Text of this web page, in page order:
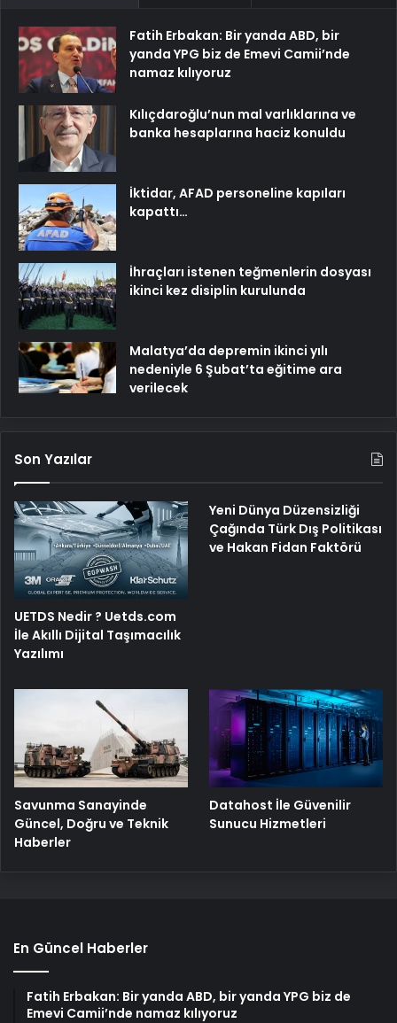
Fatih Erbakan: Bir yanda ABD, bir
yanda YPG biz de Emevi Camii’nde
namaz kılıyoruz
Kılıçdaroğlu’nun mal varlıklarına ve
banka hesaplarına haciz konuldu
İktidar, AFAD personeline kapıları
kapattı…
İhraçları istenen teğmenlerin dosyası
ikinci kez disiplin kurulunda
Malatya’da depremin ikinci yılı
nedeniyle 6 Şubat’ta eğitime ara
verilecek
Son Yazılar
UETDS Nedir ? Uetds.com
İle Akıllı Dijital Taşımacılık
Yazılımı
Yeni Dünya Düzensizliği
Çağında Türk Dış Politikası
ve Hakan Fidan Faktörü
Savunma Sanayinde
Güncel, Doğru ve Teknik
Haberler
Datahost İle Güvenilir
Sunucu Hizmetleri
En Güncel Haberler
Fatih Erbakan: Bir yanda ABD, bir yanda YPG biz de
Emevi Camii’nde namaz kılıyoruz